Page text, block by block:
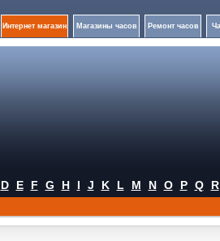
Интернет магазин Магазины часов Ремонт часов
D E F G H I J K L M N O P Q R